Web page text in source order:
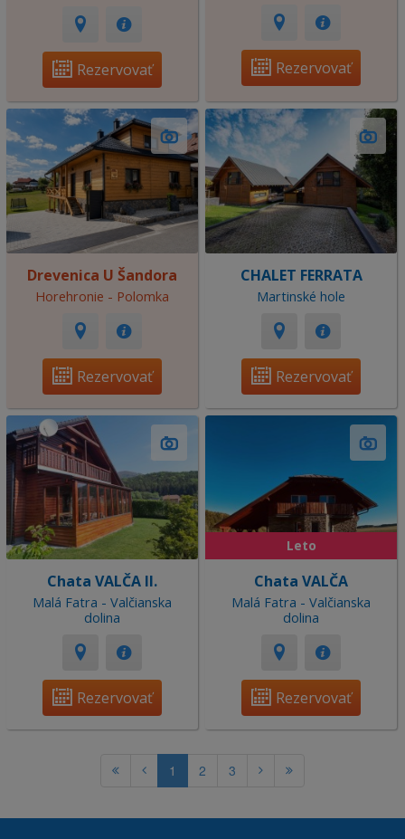
Rezervovať Rezervovať
Drevenica U Šandora
Horehronie - Polomka
Rezervovať
CHALET FERRATA
Martinské hole
Rezervovať
Chata VALČA II.
Malá Fatra - Valčianska
dolina
Rezervovať
Leto
Chata VALČA
Malá Fatra - Valčianska
dolina
Rezervovať
1 2 3